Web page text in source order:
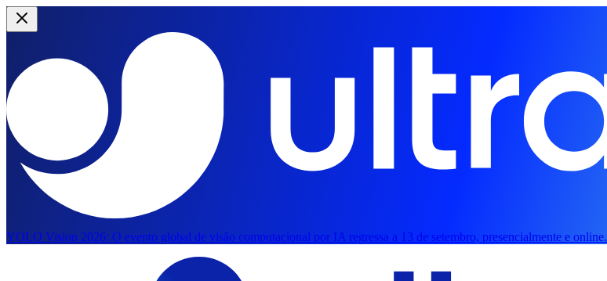
YOLO Vision 2026: O evento global de visão computacional por IA regressa a 13 de setembro, presencialmente e online.